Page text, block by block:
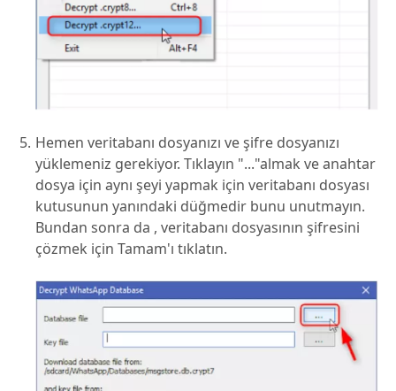
Hemen veritabanı dosyanızı ve şifre dosyanızı
yüklemeniz gerekiyor. Tıklayın "..."almak ve anahtar
dosya için aynı şeyi yapmak için veritabanı dosyası
kutusunun yanındaki düğmedir bunu unutmayın.
Bundan sonra da , veritabanı dosyasının şifresini
çözmek için Tamam'ı tıklatın.